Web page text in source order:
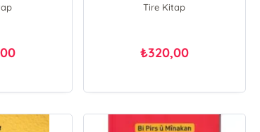
Tire Kitap
₺320,00